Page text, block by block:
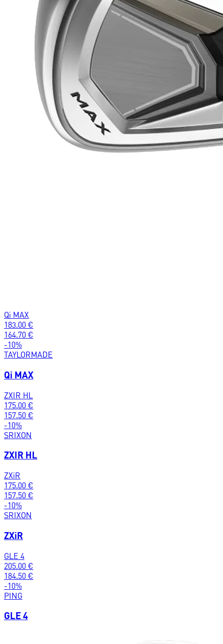
Qi MAX
183.00 €
164.70 €
-10%
TAYLORMADE
Qi MAX
ZXIR HL
175.00 €
157.50 €
-10%
SRIXON
ZXIR HL
ZXiR
175.00 €
157.50 €
-10%
SRIXON
ZXiR
GLE 4
205.00 €
184.50 €
-10%
PING
GLE 4